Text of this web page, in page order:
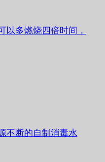
以多燃烧四倍时间，
不断的自制消毒水